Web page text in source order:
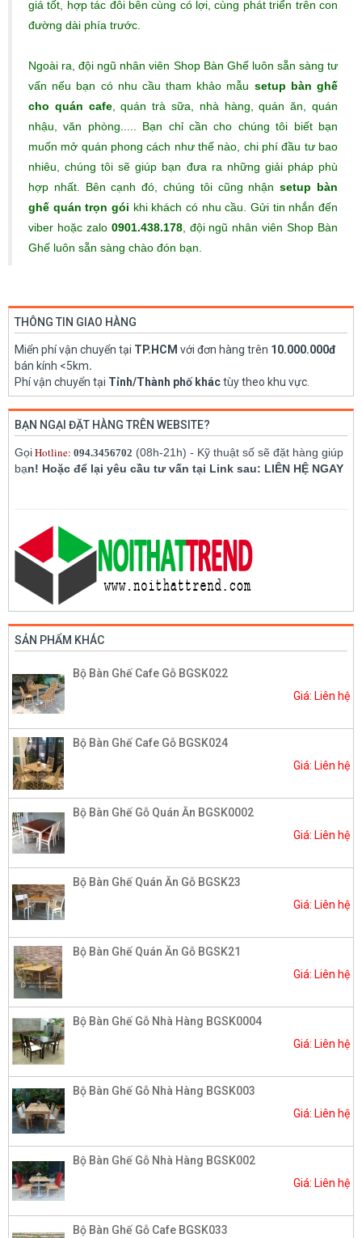
giá tốt, hợp tác đôi bên cùng có lợi, cùng phát triển trên con
đường dài phía trước.
Ngoài ra, đội ngũ nhân viên Shop Bàn Ghế luôn sẵn sàng tư
vấn nếu bạn có nhu cầu tham khảo mẫu setup bàn ghế
cho quán cafe, quán trà sữa, nhà hàng, quán ăn, quán
nhậu, văn phòng..... Bạn chỉ cần cho chúng tôi biết bạn
muốn mở quán phong cách như thế nào, chi phí đầu tư bao
nhiêu, chúng tôi sẽ giúp bạn đưa ra những giải pháp phù
hợp nhất. Bên cạnh đó, chúng tôi cũng nhậnsetup bàn
ghế quán trọn gói khi khách có nhu cầu. Gửi tin nhắn đến
viber hoặc zalo 0901.438.178, đội ngũ nhân viên Shop Bàn
Ghế luôn sẵn sàng chào đón bạn.
THÔNG TIN GIAO HÀNG
Miển phí vận chuyển tại TP.HCM với đơn hàng trên 10.000.000đ
bán kính <5km.
Phí vận chuyển tại Tỉnh/Thành phố kháctùy theo khu vực.
BẠN NGẠI ĐẶT HÀNG TRÊN WEBSITE?
GọiHotline: 094.3456702 (08h-21h) - Kỹ thuật số sẽ đặt hàng giúp
bạn! Hoặc để lại yêu cầu tư vấn tại Link sau: LIÊN HỆ NGAY
SẢN PHẨM KHÁC
Bộ Bàn Ghế Cafe Gỗ BGSK022
Giá: Liên hệ
Bộ Bàn Ghế Cafe Gỗ BGSK024
Giá: Liên hệ
Bộ Bàn Ghế Gỗ Quán Ăn BGSK0002
Giá: Liên hệ
Bộ Bàn Ghế Quán Ăn Gỗ BGSK23
Giá: Liên hệ
Bộ Bàn Ghế Quán Ăn Gỗ BGSK21
Giá: Liên hệ
Bộ Bàn Ghế Gỗ Nhà Hàng BGSK0004​
Giá: Liên hệ
Bộ Bàn Ghế Gỗ Nhà Hàng BGSK003
Giá: Liên hệ
Bộ Bàn Ghế Gỗ Nhà Hàng BGSK002​
Giá: Liên hệ
Bộ Bàn Ghế Gỗ Cafe BGSK033